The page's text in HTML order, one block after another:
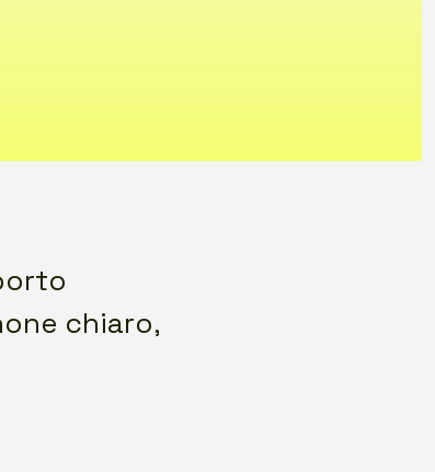
chiaro,